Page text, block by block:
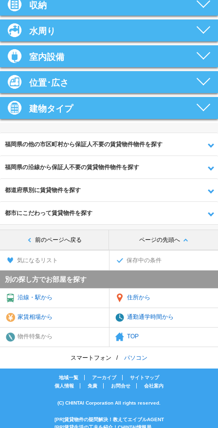
収納
水周り
室内設備
位置･広さ
建物タイプ
福岡県の他の市区町村から保証人不要の賃貸物件物件を探す
福岡県の沿線から保証人不要の賃貸物件物件を探す
都道府県別に賃貸物件を探す
都市にこだわって賃貸物件を探す
前のページへ戻る ページの先頭へ
気になるリスト 保存中の条件
別の探し方でお部屋を探す
沿線・駅から 住所から
家賃相場から 通勤通学時間から
物件特集から TOP
スマートフォン パソコン
地域一覧 アーカイブ
サイトマップ
個人情報
免責 お問合せ 会社案内
(C) CHINTAI Corporation All rights reserved.
[PR]賃貸物件の疑問解決！教えてエイブルAGENT